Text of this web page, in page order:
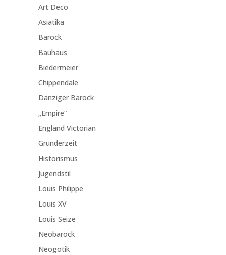
Art Deco
Asiatika
Barock
Bauhaus
Biedermeier
Chippendale
Danziger Barock
„Empire“
England Victorian
Gründerzeit
Historismus
Jugendstil
Louis Philippe
Louis XV
Louis Seize
Neobarock
Neogotik